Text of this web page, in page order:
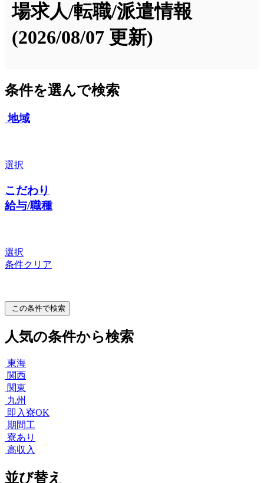
場求人/転職/派遣情報
(2026/08/07 更新)
条件を選んで検索
地域
選択
こだわり
給与/職種
選択
条件クリア
この条件で検索
人気の条件から検索
東海
関西
関東
九州
即入寮OK
期間工
寮あり
高収入
並び替え